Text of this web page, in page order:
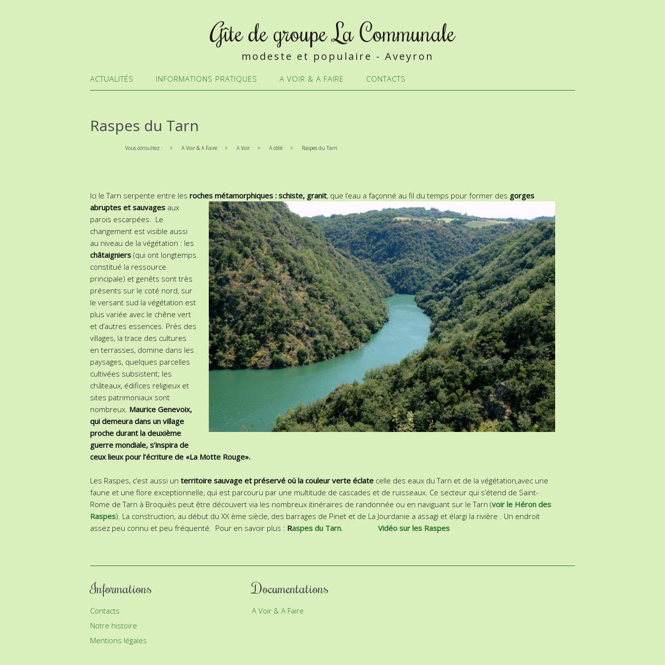
Gîte de groupe La Communale
modeste et populaire - Aveyron
ACTUALITÉS INFORMATIONS PRATIQUES A VOIR & A FAIRE CONTACTS
Raspes du Tarn
Vous consultez : > A Voir & A Faire > A Voir > A côté > Raspes du Tarn
Ici le Tarn serpente entre les roches métamorphiques : schiste, granit, que l’eau a façonné au fil du temps pour former des gorges
abruptes et sauvages aux
parois escarpées. Le
changement est visible aussi
au niveau de la végétation : les
châtaigniers (qui ont longtemps
constitué la ressource
principale) et genêts sont très
présents sur le coté nord, sur
le versant sud la végétation est
plus variée avec le chêne vert
et d’autres essences. Près des
villages, la trace des cultures
en terrasses, domine dans les
paysages, quelques parcelles
cultivées subsistent; les
châteaux, édifices religieux et
sites patrimoniaux sont
nombreux. Maurice Genevoix,
qui demeura dans un village
proche durant la deuxième
guerre mondiale, s’inspira de
ceux lieux pour l’écriture de «La Motte Rouge».
Les Raspes, c’est aussi un territoire sauvage et préservé où la couleur verte éclate celle des eaux du Tarn et de la végétation,avec une
faune et une flore exceptionnelle, qui est parcouru par une multitude de cascades et de ruisseaux. Ce secteur qui s’étend de Saint-
Rome de Tarn à Broquiès peut être découvert via les nombreux itinéraires de randonnée ou en naviguant sur le Tarn (voir le Héron des
Raspes). La construction, au début du XX ème siècle, des barrages de Pinet et de La Jourdanie a assagi et élargi la rivière . Un endroit
assez peu connu et peu fréquenté. Pour en savoir plus : Raspes du Tarn. Vidéo sur les Raspes
Informations
Contacts
Notre histoire
Mentions légales
Documentations
A Voir & A Faire